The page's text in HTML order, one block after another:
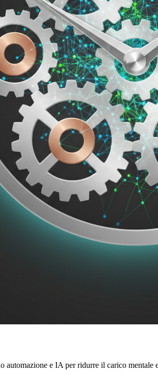
automazione e IA per ridurre il carico